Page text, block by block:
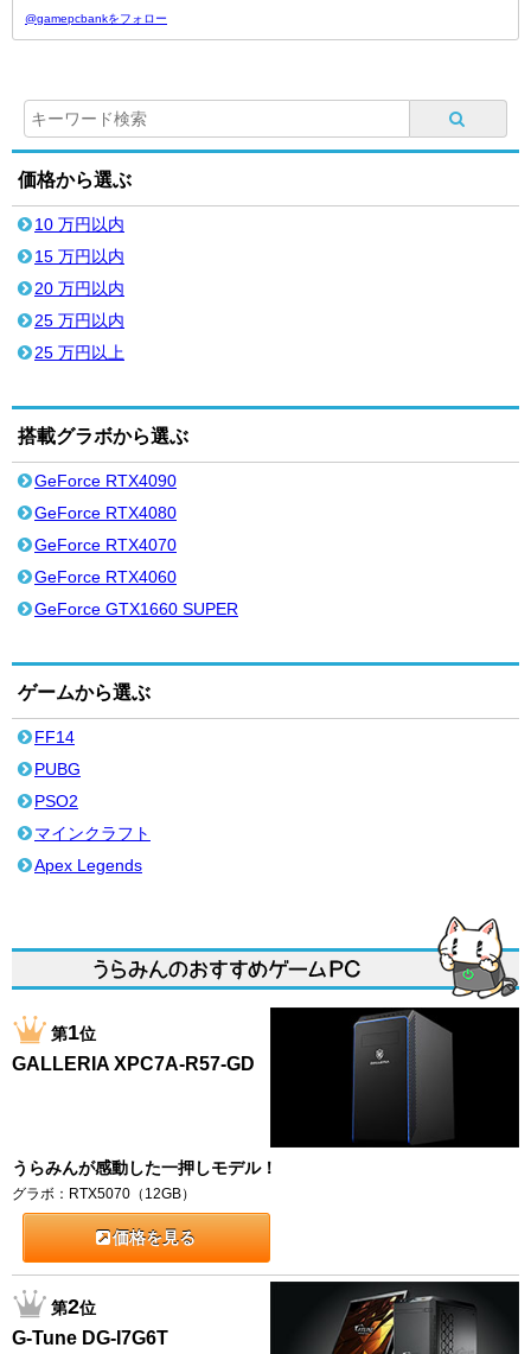
@gamepcbankをフォロー
価格から選ぶ
10 万円以内
15 万円以内
20 万円以内
25 万円以内
25 万円以上
搭載グラボから選ぶ
GeForce RTX4090
GeForce RTX4080
GeForce RTX4070
GeForce RTX4060
GeForce GTX1660 SUPER
ゲームから選ぶ
FF14
PUBG
PSO2
マインクラフト
Apex Legends
第1位
GALLERIA XPC7A-R57-GD
うらみんが感動した一押しモデル！
グラボ：RTX5070（12GB）
価格を見る
第2位
G-Tune DG-I7G6T